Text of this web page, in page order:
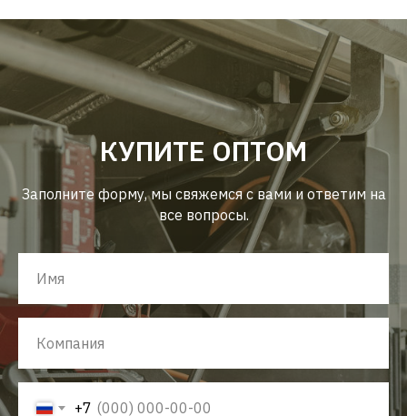
КУПИТЕ ОПТОМ
Заполните форму, мы свяжемся с вами и ответим на
все вопросы.
+7